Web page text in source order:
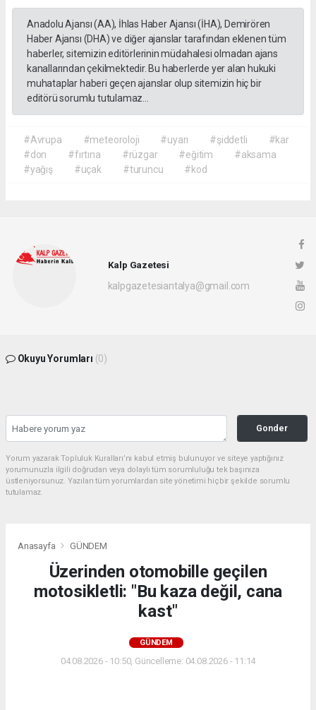
Anadolu Ajansı (AA), İhlas Haber Ajansı (İHA), Demirören
Haber Ajansı (DHA) ve diğer ajanslar tarafından eklenen tüm
haberler, sitemizin editörlerinin müdahalesi olmadan ajans
kanallarından çekilmektedir. Bu haberlerde yer alan hukuki
muhataplar haberi geçen ajanslar olup sitemizin hiç bir
editörü sorumlu tutulamaz...
#Avrupa #meteoroloji #uyarı #şiddetli
#kar
#don
#fırtına #rüzgar #eğitim
#aksama
#yağış
#uçak #turuncu #kod
Kalp Gazetesi
kalpgazetesiantalya@gmail.com
Okuyu Yorumları (0)
Gonder
Yorum yazarak Topluluk Kuralları’nı kabul etmiş bulunuyor ve siteye yaptığınız
yorumunuzla ilgili doğrudan veya dolaylı tüm sorumluluğu tek başınıza
üstleniyorsunuz. Yazılan tüm yorumlardan site yönetimi hiçbir şekilde sorumlu
tutulamaz.
Anasayfa GÜNDEM
Üzerinden otomobille geçilen
motosikletli: "Bu kaza değil, cana
kast"
GÜNDEM
04.08.2026 - 10:50, Güncelleme: 04.08.2026 - 11:14